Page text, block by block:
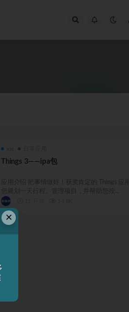
Things 3——ipa包
应用介绍 把事情做好！获奖肯定的 Things 应
您规划一天行程、管理项目，并帮助您按...
×